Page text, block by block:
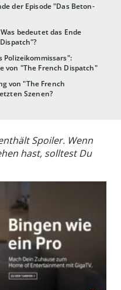
der Episode "Das Beton-
bedeutet das Ende
Polizeikommissars":
von "The French Dispatch"
von "The French
Szenen?
Spoiler. Wenn
hast, solltest Du